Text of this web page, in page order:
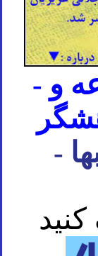
- مجموعه و